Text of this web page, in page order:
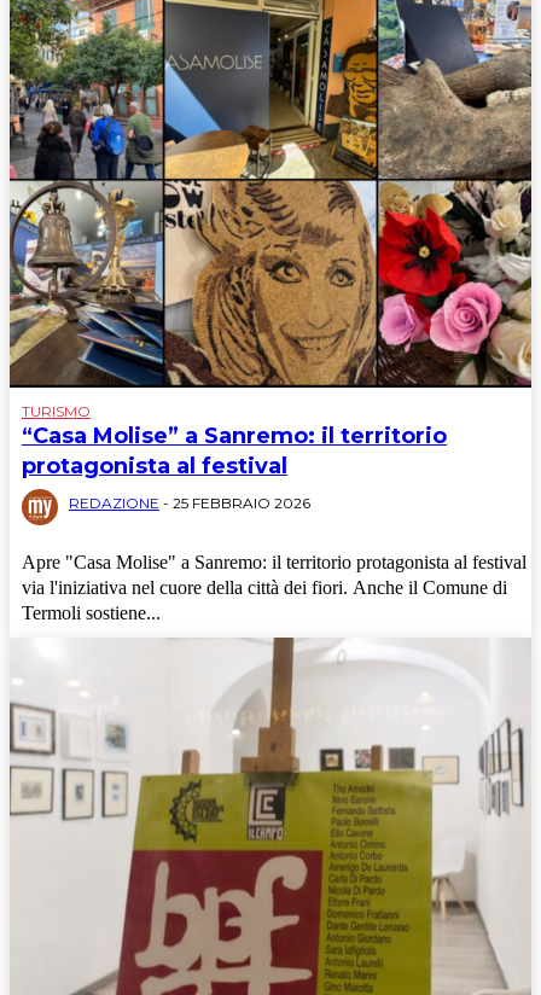
TURISMO
“Casa Molise” a Sanremo: il territorio
protagonista al festival
REDAZIONE - 25 FEBBRAIO 2026
Apre "Casa Molise" a Sanremo: il territorio protagonista al festival
via l'iniziativa nel cuore della città dei fiori. Anche il Comune di
Termoli sostiene...